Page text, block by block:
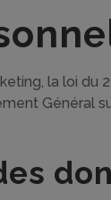
la loi du
Général